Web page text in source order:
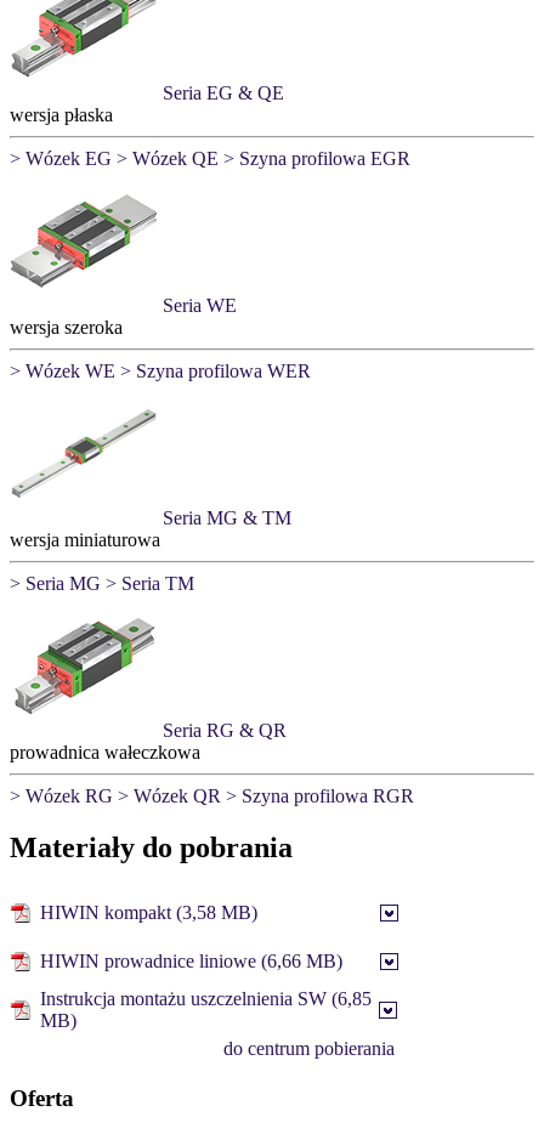
Seria EG & QE
wersja płaska
> Wózek EG > Wózek QE > Szyna profilowa EGR
Seria WE
wersja szeroka
> Wózek WE > Szyna profilowa WER
Seria MG & TM
wersja miniaturowa
> Seria MG > Seria TM
Seria RG & QR
prowadnica wałeczkowa
> Wózek RG > Wózek QR > Szyna profilowa RGR
Materiały do pobrania
HIWIN kompakt (3,58 MB)
HIWIN prowadnice liniowe (6,66 MB)
Instrukcja montażu uszczelnienia SW (6,85
MB)
do centrum pobierania
Oferta